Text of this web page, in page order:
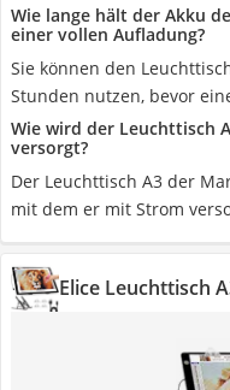
Wie lange hält der Akku
einer vollen Aufladung?
Sie können den
Stunden nutzen, bevor
Wie wird der Leuchttisch
versorgt?
Der Leuchttisch A3 der
mit dem er mit Strom
Elice Leuchttisch